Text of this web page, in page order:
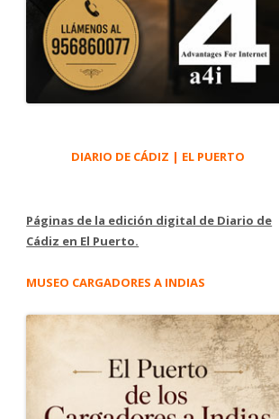
DIARIO DE CÁDIZ | EL PUERTO
Páginas de la edición digital de Diario de
Cádiz en El Puerto.
MUSEO CARGADORES A INDIAS